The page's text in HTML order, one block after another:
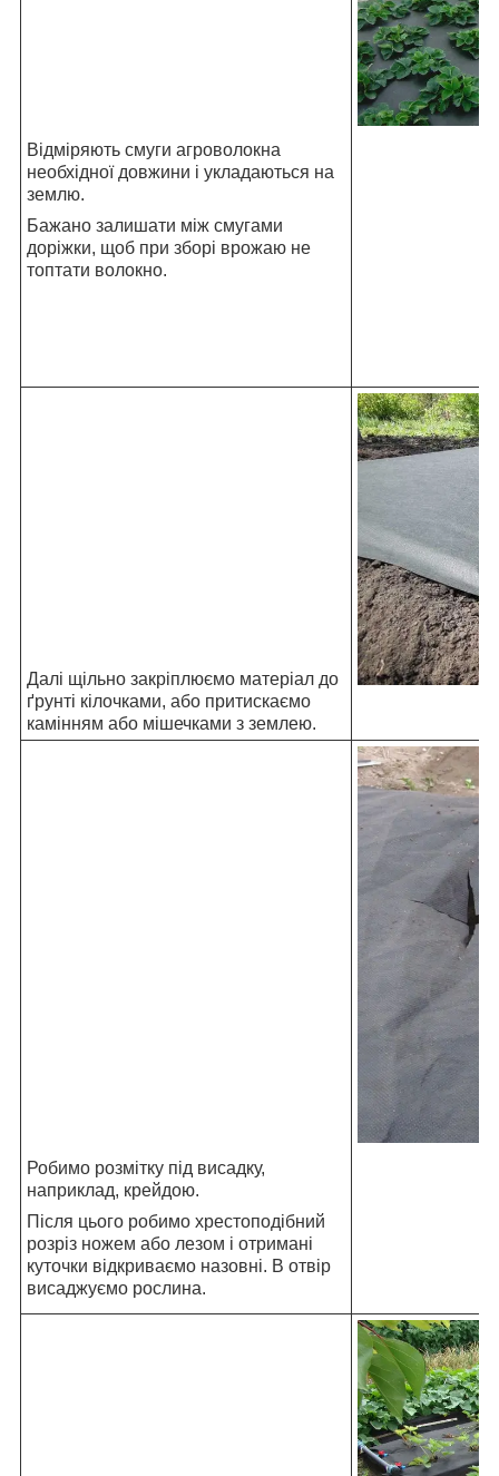
Відміряють смуги агроволокна
необхідної довжини і укладаються на
землю.
Бажано залишати між смугами
доріжки, щоб при зборі врожаю не
топтати волокно.
Далі щільно закріплюємо матеріал до
ґрунті кілочками, або притискаємо
камінням або мішечками з землею.
Робимо розмітку під висадку,
наприклад, крейдою.
Після цього робимо хрестоподібний
розріз ножем або лезом і отримані
куточки відкриваємо назовні. В отвір
висаджуємо рослина.